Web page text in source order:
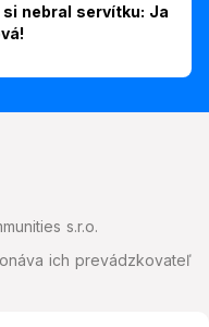
nebral servítku: Ja
s.r.o.
ich prevádzkovateľ